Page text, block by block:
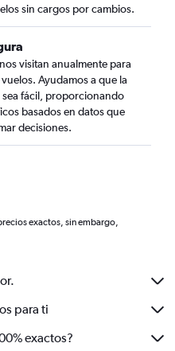
sin cargos por cambios.
visitan anualmente para
Ayudamos a que la
sea fácil, proporcionando
basados en datos que
decisiones.
exactos, sin embargo,
para ti
exactos?